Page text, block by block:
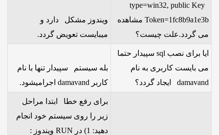
type=win32, public Key
Token=1fc8b9a1e3b مشاهده
می گردد.علت چیست؟
ویندوز مشکل دارد و
میبایست تعویض گردد.
ایا برای نصب sql سپیدار حتما
می بایست کاربری به نام
damavand ایجاد گردد؟
بله سیستم سپیدار تنها با نام
کاربر damavand اجرامیشود.
برای رفع خطا ابتدا مراحل
زیر را روی سیستم خود انجام
دهید: 1) در RUN ویندوز :